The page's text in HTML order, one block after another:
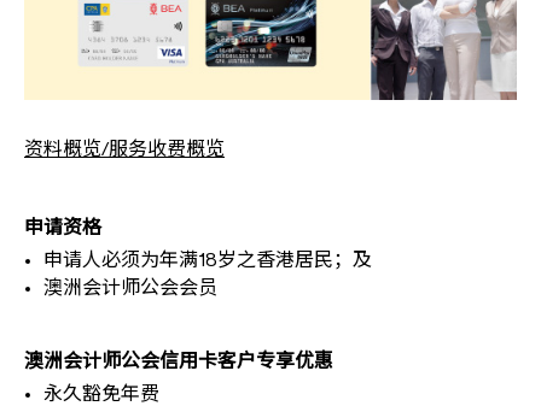
资料概览/服务收费概览
申请资格
申请人必须为年满18岁之香港居民；及
澳洲会计师公会会员
澳洲会计师公会信用卡客户专享优惠
永久豁免年费